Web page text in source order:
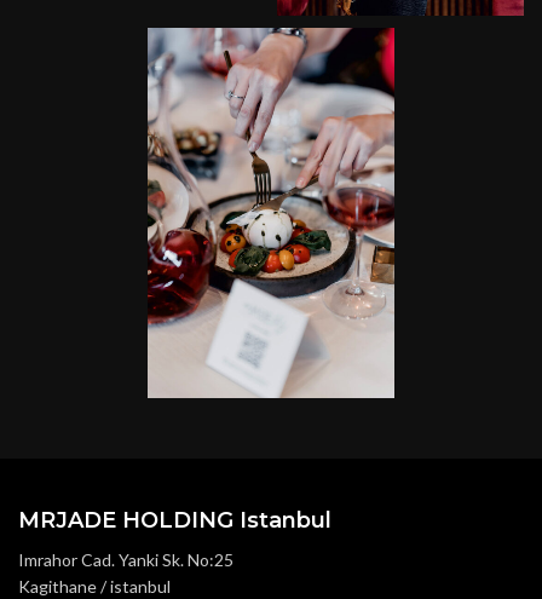
MRJADE HOLDING Istanbul
Imrahor Cad. Yanki Sk. No:25
Kagithane / istanbul